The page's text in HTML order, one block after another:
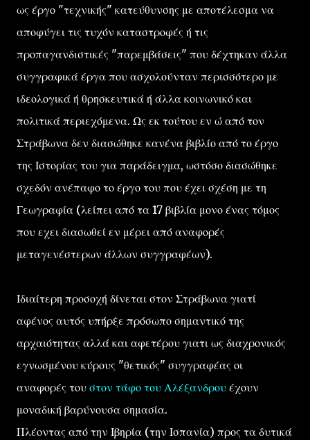
ως έργο "τεχνικής" κατεύθυνσης με αποτέλεσμα να
αποφύγει τις τυχόν καταστροφές ή τις
προπαγανδιστικές "παρεμβάσεις" που δέχτηκαν άλλα
συγγραφικά έργα που ασχολούνταν περισσότερο με
ιδεολογικά ή θρησκευτικά ή άλλα κοινωνικό και
πολιτικά περιεχόμενα. Ως εκ τούτου εν ώ από τον
Στράβωνα δεν διασώθηκε κανένα βιβλίο από το έργο
της Ιστορίας του για παράδειγμα, ωστόσο διασώθηκε
σχεδόν ανέπαφο το έργο του που έχει σχέση με τη
Γεωγραφία (λείπει από τα 17 βιβλία μονο ένας τόμος
που εχει διασωθεί εν μέρει από αναφορές
μεταγενέστερων άλλων συγγραφέων).
Ιδιαίτερη προσοχή δίνεται στον Στράβωνα γιατί
αφένος αυτός υπήρξε πρόσωπο σημαντικό της
αρχαιότητας αλλά και αφετέρου γιατι ως διαχρονικός
εγνωσμένου κύρους "θετικός" συγγραφέας οι
αναφορές του στον τάφο του Αλέξανδρου έχουν
μοναδική βαρύνουσα σημασία.
Πλέοντας από την Ιβηρία (την Ισπανία) προς τα δυτικά